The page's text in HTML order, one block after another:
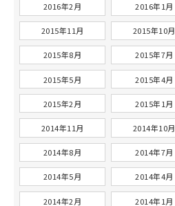
2016年2月 2016年1月
2015年11月 2015年10月
2015年8月 2015年7月
2015年5月 2015年4月
2015年2月 2015年1月
2014年11月 2014年10月
2014年8月 2014年7月
2014年5月 2014年4月
2014年2月 2014年1月